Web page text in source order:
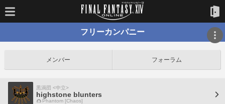
フリーカンパニー
メンバー フォーラム
黒渦団 <中立>
highstone blunters
Phantom [Chaos]